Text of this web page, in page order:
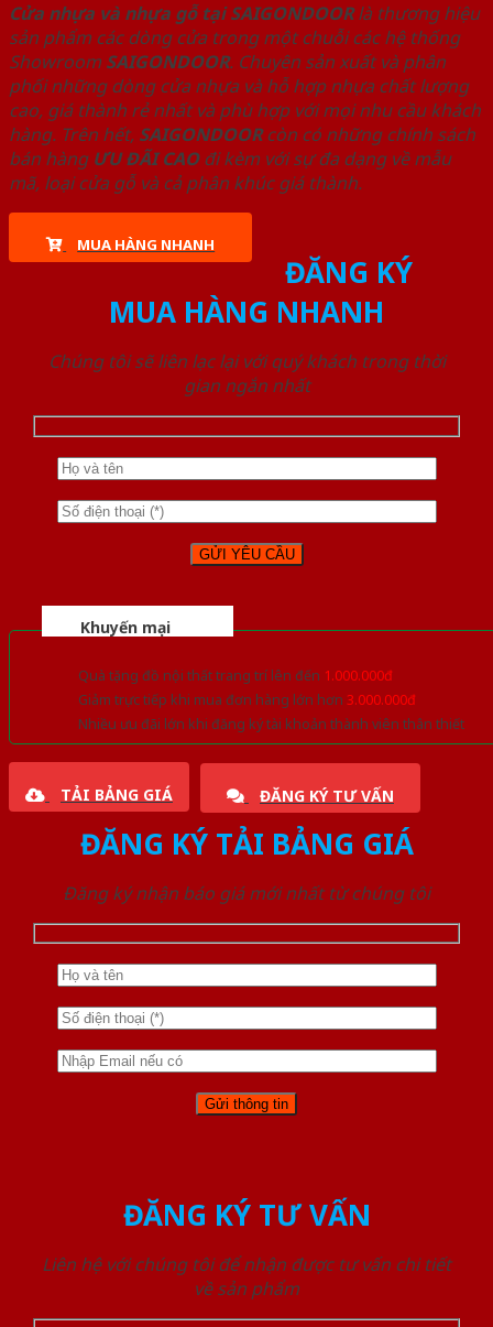
Cửa nhựa và nhựa gỗ tại SAIGONDOORlà thương hiệu
sản phẩm các dòng cửa trong một chuỗi các hệ thống
Showroom SAIGONDOOR. Chuyên sản xuất và phân
phối những dòng cửa nhựa và hỗ hợp nhựa chất lượng
cao, giá thành rẻ nhất và phù hợp với mọi nhu cầu khách
hàng. Trên hết, SAIGONDOORcòn có những chính sách
bán hàng ƯU ĐÃI CAOđi kèm với sự đa dạng về mẫu
mã, loại cửa gỗ và cả phân khúc giá thành.
MUA HÀNG NHANH
ĐĂNG KÝ
MUA HÀNG NHANH
Chúng tôi sẽ liên lạc lại với quý khách trong thời
gian ngắn nhất
Khuyến mại
Quà tặng đồ nội thất trang trí lên đến 1.000.000đ
Giảm trực tiếp khi mua đơn hàng lớn hơn 3.000.000đ
Nhiều ưu đãi lớn khi đăng ký tài khoản thành viên thân thiết
TẢI BẢNG GIÁ ĐĂNG KÝ TƯ VẤN
ĐĂNG KÝ TẢI BẢNG GIÁ
Đăng ký nhận báo giá mới nhất từ chúng tôi
ĐĂNG KÝ TƯ VẤN
Liên hệ với chúng tôi để nhận được tư vấn chi tiết
về sản phẩm